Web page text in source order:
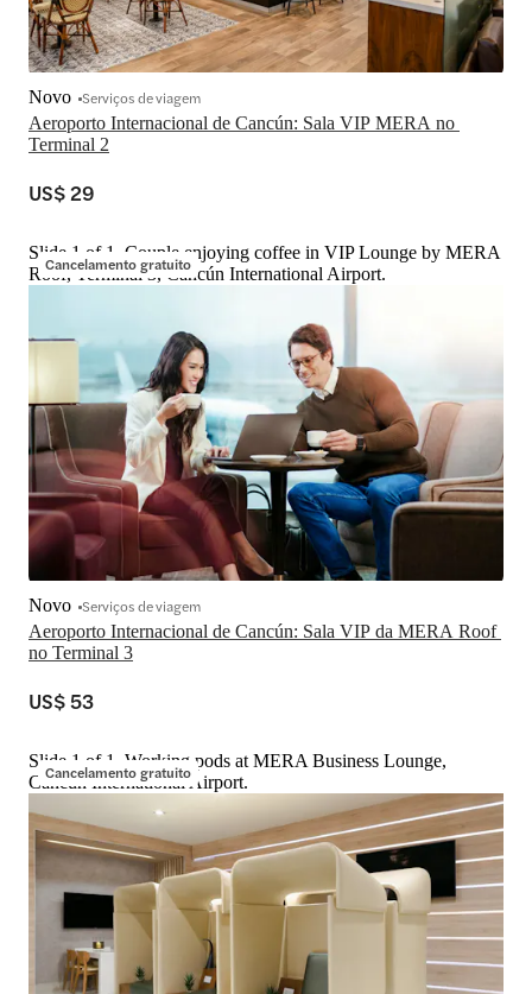
Aeroporto Internacional de Cancún: Sala VIP MERA no
Terminal 2
Novo Serviços de viagem
US$ 29
Cancelamento gratuito
Slide 1 of 1, Couple enjoying coffee in VIP Lounge by MERA
Roof, Terminal 3, Cancún International Airport.
Aeroporto Internacional de Cancún: Sala VIP da MERA Roof
no Terminal 3
Novo Serviços de viagem
US$ 53
Cancelamento gratuito
Slide 1 of 1, Working pods at MERA Business Lounge,
Cancun International Airport.